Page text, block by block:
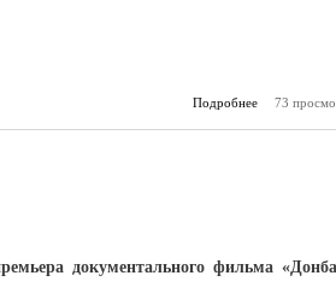
Подробнее
о Тепло
73
документального фильма